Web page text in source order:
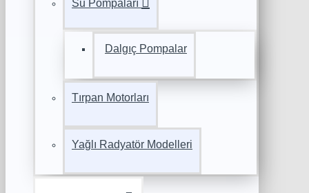
Su Pompaları
Dalgıç Pompalar
Tırpan Motorları
Yağlı Radyatör Modelleri